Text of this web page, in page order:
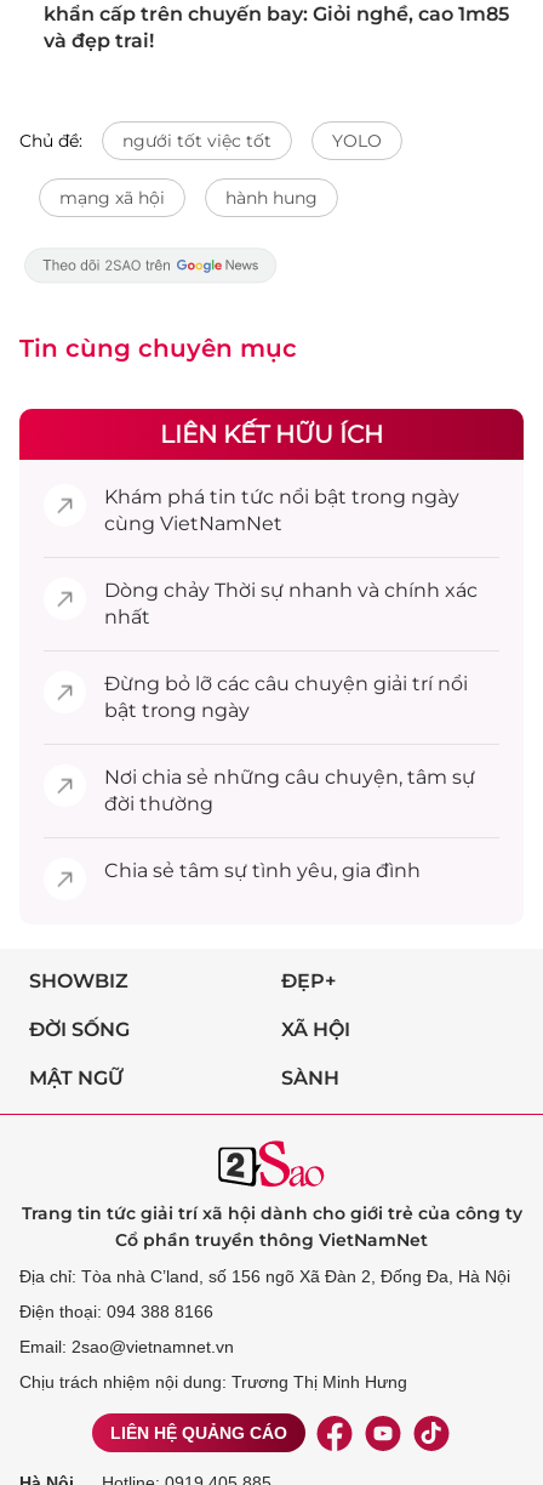
khẩn cấp trên chuyến bay: Giỏi nghề, cao 1m85
và đẹp trai!
Chủ đề: ngưới tốt việc tốt YOLO
mạng xã hội hành hung
Tin cùng chuyên mục
LIÊN KẾT HỮU ÍCH
Khám phá tin tức nổi bật trong ngày
cùng VietNamNet
Dòng chảy Thời sự nhanh và chính xác
nhất
Đừng bỏ lỡ các câu chuyện giải trínổi
bật trong ngày
Nơi chia sẻ những câu chuyện, tâm sự
đời thường
Chia sẻ tâm sự tình yêu, gia đình
SHOWBIZ ĐẸP+
ĐỜI SỐNG XÃ HỘI
MẬT NGỮ SÀNH
Trang tin tức giải trí xã hội dành cho giới trẻ của công ty
Cổ phần truyền thông VietNamNet
Địa chỉ: Tòa nhà C’land, số 156 ngõ Xã Đàn 2, Đống Đa, Hà Nội
Điện thoại: 094 388 8166
Email: 2sao@vietnamnet.vn
Chịu trách nhiệm nội dung: Trương Thị Minh Hưng
LIÊN HỆ QUẢNG CÁO